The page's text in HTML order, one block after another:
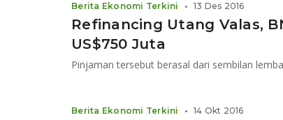
Refinancing Utang Valas,
US$750 Juta
Pinjaman tersebut berasal dari sembilan
Berita Ekonomi Terkini • 13 Des 2016
Berita Ekonomi Terkini • 14 Okt 2016